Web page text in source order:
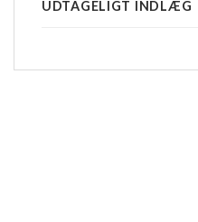
UDTAGELIGT INDLÆG